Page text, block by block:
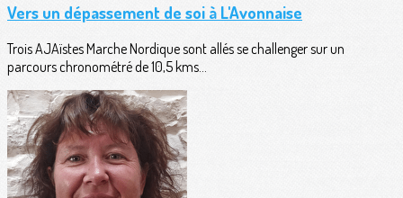
Vers un dépassement de soi à L'Avonnaise
Trois AJAïstes Marche Nordique sont allés se challenger sur un
parcours chronométré de 10,5 kms...